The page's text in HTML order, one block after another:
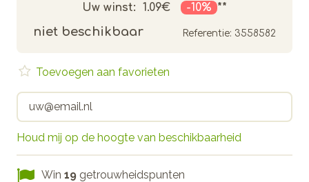
Uw winst: 1.09€ -10% **
niet beschikbaar Referentie: 3558582
Houd mij op de hoogte van beschikbaarheid
Toevoegen aan favorieten
Win 19 getrouwheidspunten